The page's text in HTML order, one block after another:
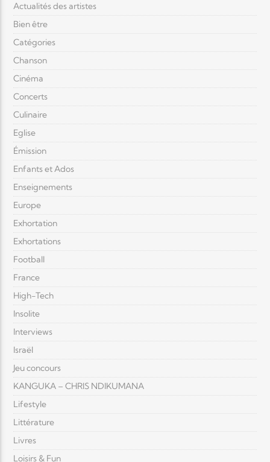
Actualités des artistes
Bien être
Catégories
Chanson
Cinéma
Concerts
Culinaire
Eglise
Émission
Enfants et Ados
Enseignements
Europe
Exhortation
Exhortations
Football
France
High-Tech
Insolite
Interviews
Israël
Jeu concours
KANGUKA – CHRIS NDIKUMANA
Lifestyle
Littérature
Livres
Loisirs & Fun